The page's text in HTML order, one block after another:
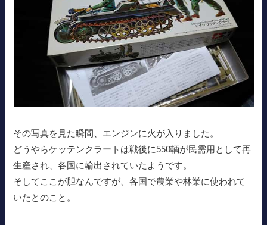
その写真を見た瞬間、エンジンに火が入りました。
どうやらケッテンクラートは戦後に550輌が民需用として再
生産され、各国に輸出されていたようです。
そしてここが胆なんですが、各国で農業や林業に使われて
いたとのこと。